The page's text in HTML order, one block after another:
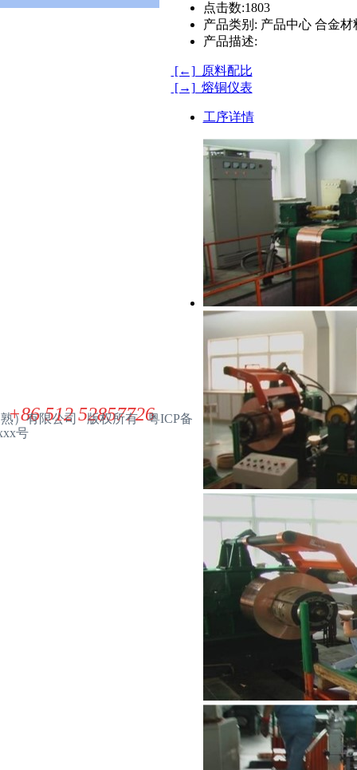
点击数:1803
产品类别: 产品中心 合金材
产品描述:
[←] 原料配比
[→] 熔铜仪表
工序详情
展华电子材料（常熟）有限公司
ZHANHUA ELECTRONIC MATERIAL(CHANGSHU) CO. LTD
+86 512 52857726
）有限公司 版权所有 粤ICP备
号